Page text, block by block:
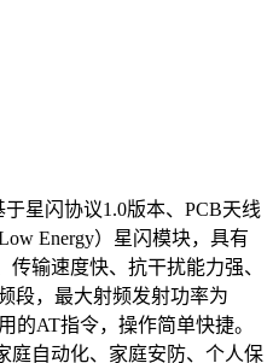
星闪协议1.0版本、PCB天线
Energy）星闪模块，具有
输速度快、抗干扰能力强、
段，最大射频发射功率为
的AT指令，操作简单快捷。
庭自动化、家庭安防、个人保